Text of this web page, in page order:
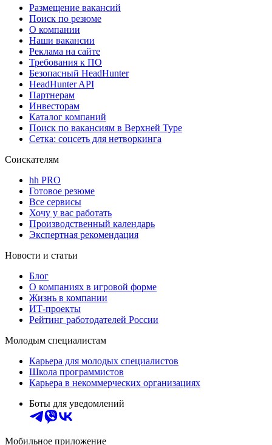
Размещение вакансий
Поиск по резюме
О компании
Наши вакансии
Реклама на сайте
Требования к ПО
Безопасный HeadHunter
HeadHunter API
Партнерам
Инвесторам
Каталог компаний
Поиск по вакансиям в Верхней Туре
Сетка: соцсеть для нетворкинга
Соискателям
hh PRO
Готовое резюме
Все сервисы
Хочу у вас работать
Производственный календарь
Экспертная рекомендация
Новости и статьи
Блог
О компаниях в игровой форме
Жизнь в компании
ИТ-проекты
Рейтинг работодателей России
Молодым специалистам
Карьера для молодых специалистов
Школа программистов
Карьера в некоммерческих организациях
Боты для уведомлений
Мобильное приложение